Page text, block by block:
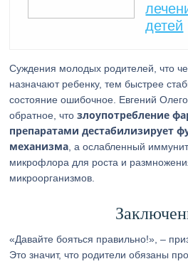
детей
Суждения молодых родителей, что
назначают ребенку, тем быстрее
состояние ошибочное. Евгений
обратное, чтозлоупотребление
препаратами дестабилизирует
механизма , а ослабленный
микрофлора для роста и
микроорганизмов.
«Давайте бояться правильно!», –
Это значит, что родители обязаны